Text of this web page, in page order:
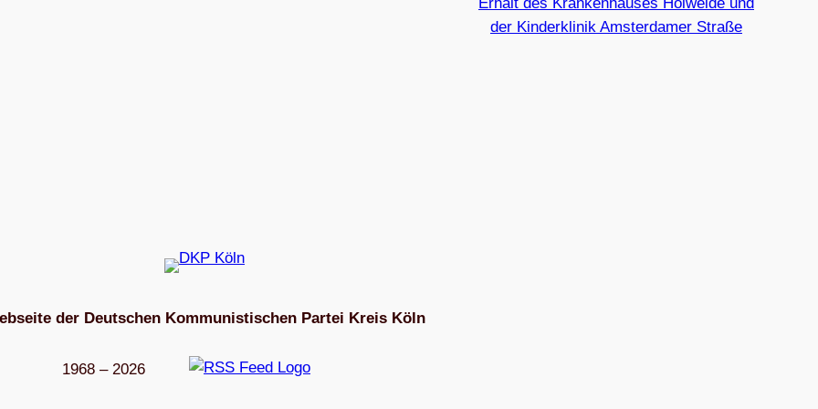
der Kinderklinik Amsterdamer Straße
der Deutschen Kommunistischen Partei Kreis Köln
1968 – 2026